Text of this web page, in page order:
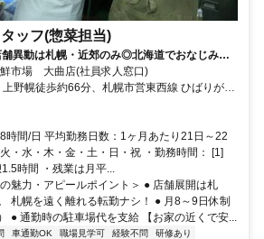
ッフ(惣菜担当)
異動は札幌・近郊のみ◎北海道でおなじみ
う市場 大曲店(社員求人窓口)
野幌徒歩約66分、札幌市営東西線 ひばりが丘
93分、札幌市営東西線 大谷地5番口徒歩約94
時間/日 平均勤務日数：1ヶ月あたり21日～22
・水・木・金・土・日・祝 ・勤務時間： [1]
時間 ・残業は月平...
魅力・アピールポイント＞ ● 店舗展開は札
札幌を遠く離れる転勤ナシ！ ● 月8～9日休制
● 通勤時の駐車場代を支給 【お家の近くで安...
車通勤OK 職場見学可 経験不問
研修あり